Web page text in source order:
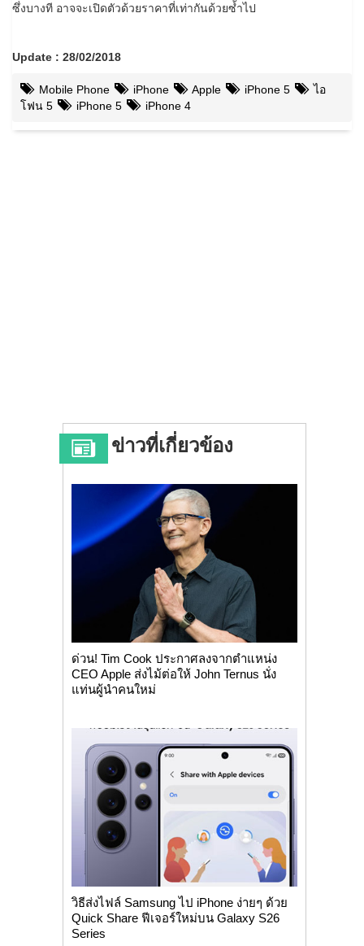
ซึ่งบางที อาจจะเปิดตัวด้วยราคาที่เท่ากันด้วยซ้ำไป
Update : 28/02/2018
Mobile Phone iPhone Apple iPhone 5
ไอ
โฟน 5
iPhone 5 iPhone 4
ข่าวที่เกี่ยวข้อง
ด่วน! Tim Cook ประกาศลงจากตำแหน่ง
CEO Apple ส่งไม้ต่อให้ John Ternus นั่ง
แท่นผู้นำคนใหม่
วิธีส่งไฟล์ Samsung ไป iPhone ง่ายๆ ด้วย
Quick Share ฟีเจอร์ใหม่บน Galaxy S26
Series